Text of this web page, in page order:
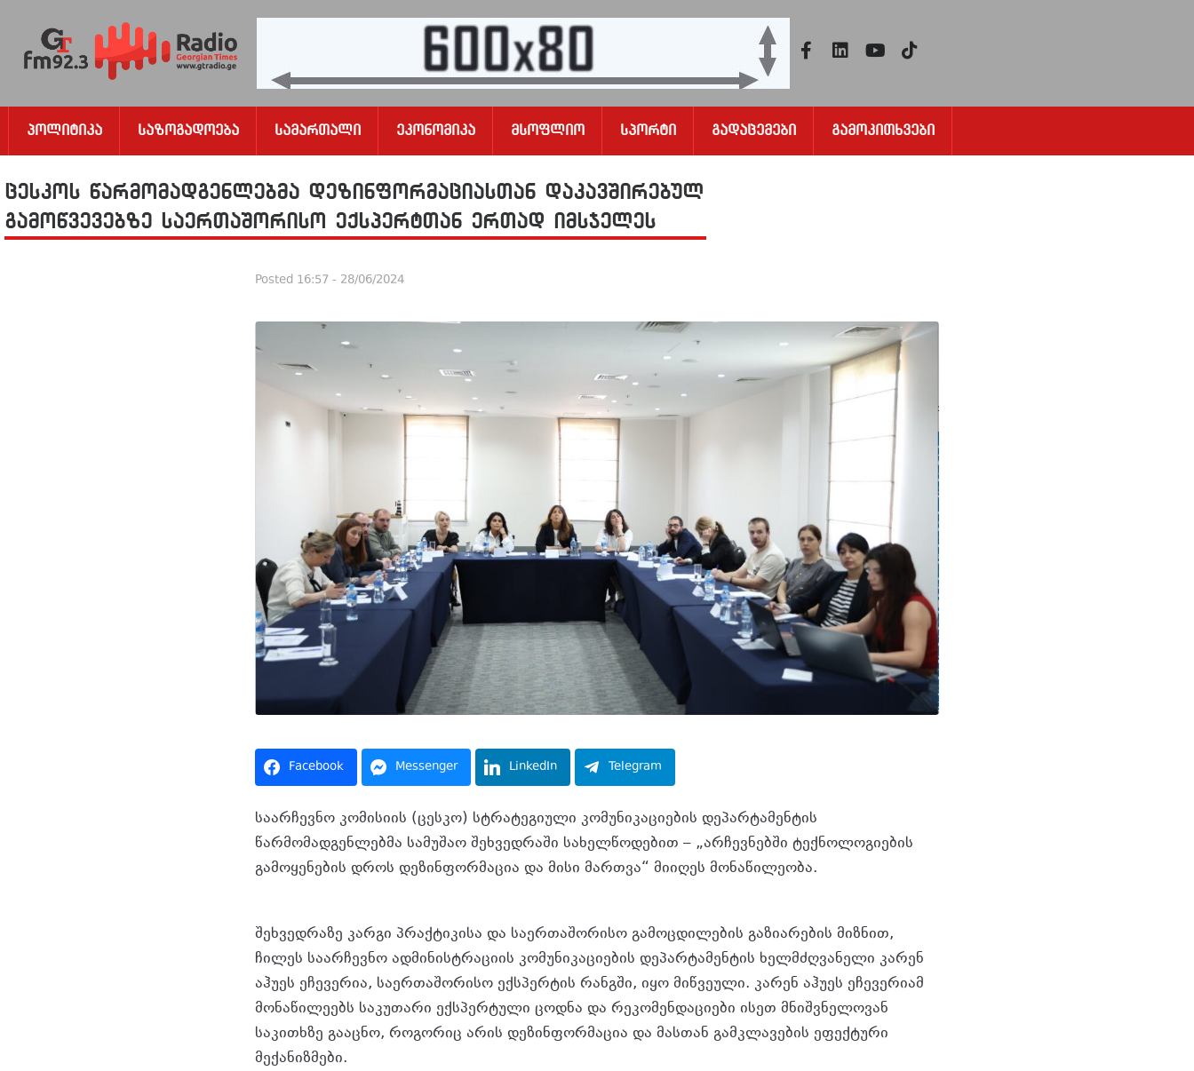
Პოლიტიკა Საზოგადოება Სამართალი Ეკონომიკა Მსოფლიო Სპორტი Გადაცემები Გამოკითხვები
ცესკოს წარმომადგენლებმა დეზინფორმაციასთან დაკავშირებულ
გამოწვევებზე საერთაშორისო ექსპერტთან ერთად იმსჯელეს
Posted 16:57 - 28/06/2024
Facebook Messenger LinkedIn Telegram
საარჩევნო კომისიის (ცესკო) სტრატეგიული კომუნიკაციების დეპარტამენტის
წარმომადგენლებმა სამუშაო შეხვედრაში სახელწოდებით – „არჩევნებში ტექნოლოგიების
გამოყენების დროს დეზინფორმაცია და მისი მართვა“ მიიღეს მონაწილეობა.
შეხვედრაზე კარგი პრაქტიკისა და საერთაშორისო გამოცდილების გაზიარების მიზნით,
ჩილეს საარჩევნო ადმინისტრაციის კომუნიკაციების დეპარტამენტის ხელმძღვანელი კარენ
აჰუეს ეჩევერია, საერთაშორისო ექსპერტის რანგში, იყო მიწვეული. კარენ აჰუეს ეჩევერიამ
მონაწილეებს საკუთარი ექსპერტული ცოდნა და რეკომენდაციები ისეთ მნიშვნელოვან
საკითხზე გააცნო, როგორიც არის დეზინფორმაცია და მასთან გამკლავების ეფექტური
მექანიზმები.